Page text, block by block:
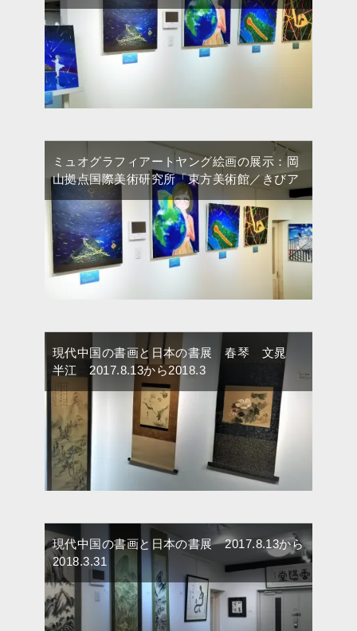
ミュオグラフィアートヤング絵画の展示：岡
山拠点国際美術研究所「東方美術館／きびア
現代中国の書画と日本の書展 春琴 文晁
半江 2017.8.13から2018.3
現代中国の書画と日本の書展 2017.8.13から
2018.3.31